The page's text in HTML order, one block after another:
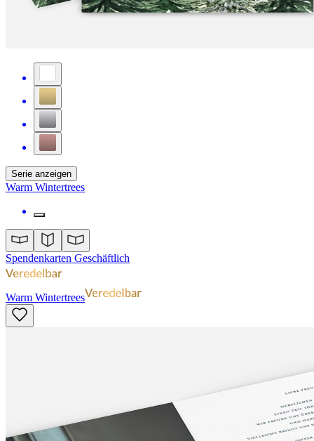
Serie anzeigen
Warm Wintertrees
Spendenkarten Geschäftlich
Warm Wintertrees